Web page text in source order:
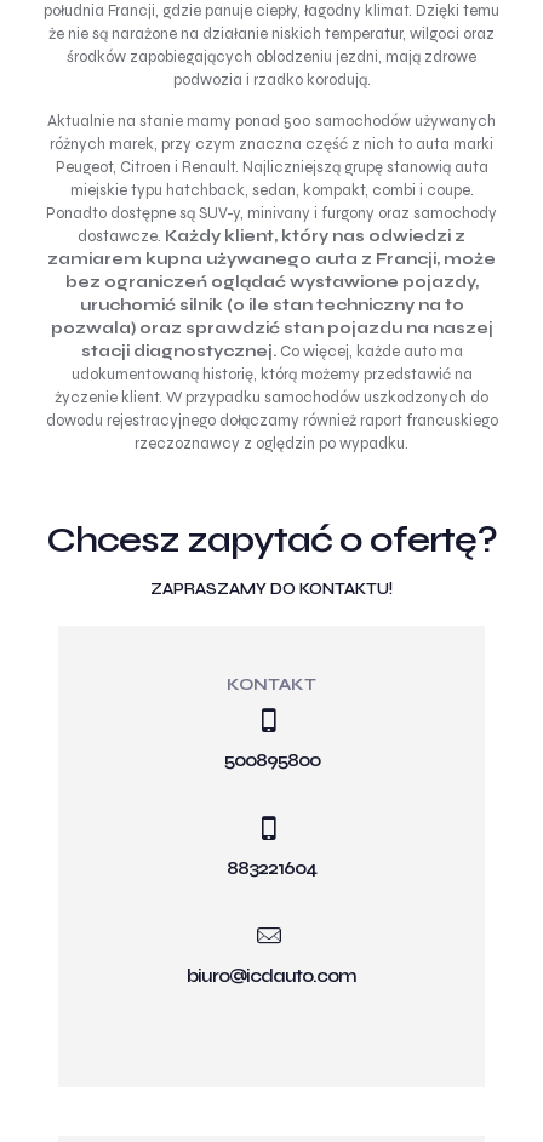
południa Francji, gdzie panuje ciepły, łagodny klimat. Dzięki temu
że nie są narażone na działanie niskich temperatur, wilgoci oraz
środków zapobiegających oblodzeniu jezdni, mają zdrowe
podwozia i rzadko korodują.
Aktualnie na stanie mamy ponad 500 samochodów używanych
różnych marek, przy czym znaczna część z nich to auta marki
Peugeot, Citroen i Renault. Najliczniejszą grupę stanowią auta
miejskie typu hatchback, sedan, kompakt, combi i coupe.
Ponadto dostępne są SUV-y, minivany i furgony oraz samochody
dostawcze. Każdy klient, który nas odwiedzi z
zamiarem kupna używanego auta z Francji, może
bez ograniczeń oglądać wystawione pojazdy,
uruchomić silnik (o ile stan techniczny na to
pozwala) oraz sprawdzić stan pojazdu na naszej
stacji diagnostycznej.Co więcej, każde auto ma
udokumentowaną historię, którą możemy przedstawić na
życzenie klient. W przypadku samochodów uszkodzonych do
dowodu rejestracyjnego dołączamy również raport francuskiego
rzeczoznawcy z oględzin po wypadku.
Chcesz zapytać o ofertę?
ZAPRASZAMY DO KONTAKTU!
KONTAKT
500895800
883221604
biuro@icdauto.com